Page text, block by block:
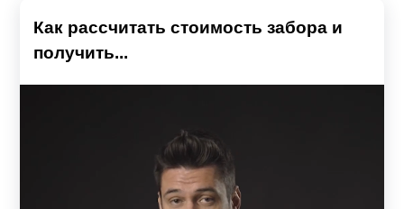
Как рассчитать стоимость забора и
получить...